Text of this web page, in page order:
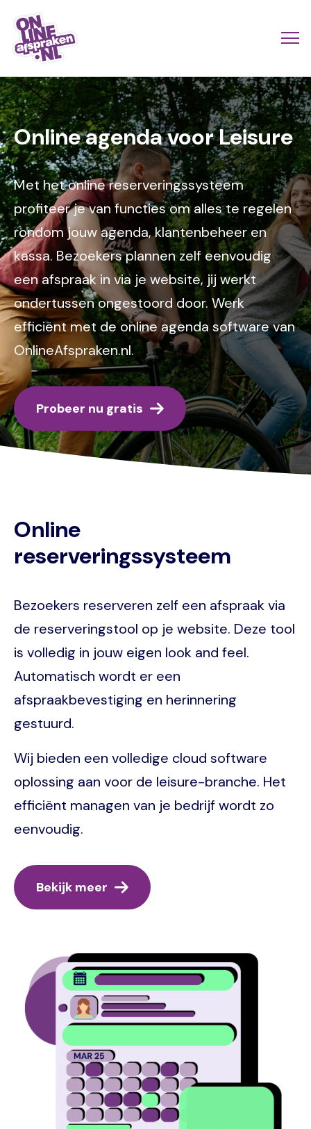
Naar
hoofdinhoud
Onlineafspraken.nl
links
scroll
Image
Online agenda voor Leisure
Met het online reserveringssysteem
profiteer je van functies om alles te regelen
rondom jouw agenda, klantenbeheer en
kassa. Bezoekers plannen zelf eenvoudig
een afspraak in via je website, jij werkt
ondertussen ongestoord door. Werk
efficiënt met de online agenda software van
OnlineAfspraken.nl.
Probeer nu gratis
Online
reserveringssysteem
Bezoekers reserveren zelf een afspraak via
de reserveringstool op je website. Deze tool
is volledig in jouw eigen look and feel.
Automatisch wordt er een
afspraakbevestiging en herinnering
gestuurd.
Wij bieden een volledige cloud software
oplossing aan voor de leisure-branche. Het
efficiënt managen van je bedrijf wordt zo
eenvoudig.
Bekijk meer